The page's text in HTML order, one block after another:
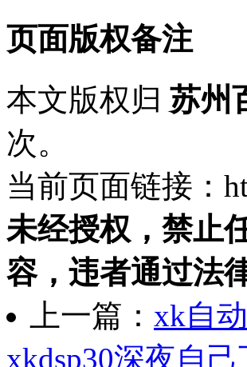
页面版权备注
本文版权归 苏州
次。
当前页面链接：
未经授权，禁止
容，违者通过法
上一篇： xk自
xkdsp30深夜自